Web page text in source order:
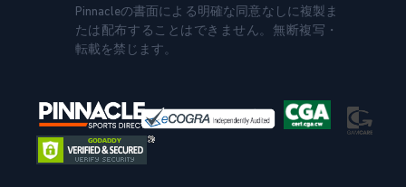
Pinnacleの書面による明確な同意なしに複製ま
たは配布することはできません。無断複写・
転載を禁じます。